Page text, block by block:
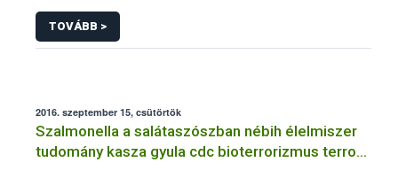
visszaélés-bejelentési rendszerhez kapcsolódó
adatkezeléséhez
TOVÁBB >
2016. szeptember 15, csütörtök
Szalmonella a salátaszószban nébih élelmiszer
tudomány kasza gyula cdc bioterrorizmus terror